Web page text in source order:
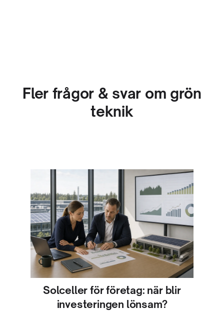
Fler frågor & svar om grön
teknik
Solceller för företag: när blir
investeringen lönsam?